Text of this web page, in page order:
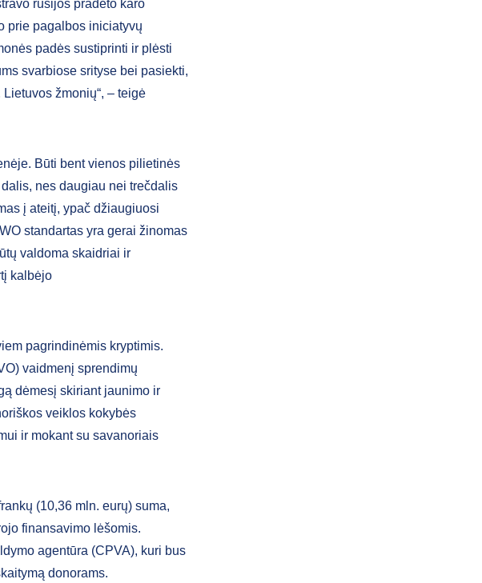
rusijos pradėto karo
prie pagalbos iniciatyvų
padės sustiprinti ir plėsti
svarbiose srityse bei pasiekti,
žmonių“, – teigė
Būti bent vienos pilietinės
nes daugiau nei trečdalis
į ateitį, ypač džiaugiuosi
standartas yra gerai žinomas
valdoma skaidriai ir
kalbėjo
pagrindinėmis kryptimis.
vaidmenį sprendimų
dėmesį skiriant jaunimo ir
veiklos kokybės
ir mokant su savanoriais
(10,36 mln. eurų) suma,
finansavimo lėšomis.
agentūra (CPVA), kuri bus
donorams.